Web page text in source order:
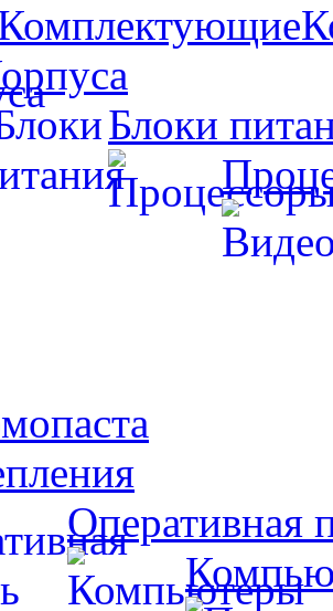
Блоки
Оперативная